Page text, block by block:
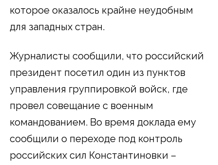
которое оказалось крайне неудобным
для западных стран.
Журналисты сообщили, что российский
президент посетил один из пунктов
управления группировкой войск, где
провел совещание с военным
командованием. Во время доклада ему
сообщили о переходе под контроль
российских сил Константиновки –